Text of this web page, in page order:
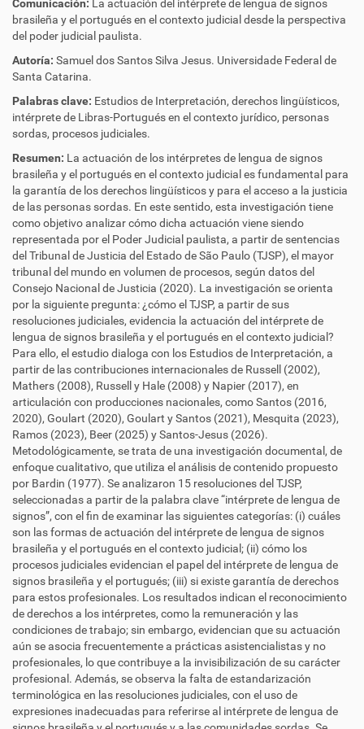
Comunicación:
La actuación del intérprete de lengua de signos
brasileña y el portugués en el contexto judicial desde la perspectiva
del poder judicial paulista.
Autoría: Samuel dos Santos Silva Jesus. Universidade Federal de
Santa Catarina.
Palabras clave: Estudios de Interpretación, derechos lingüísticos,
intérprete de Libras-Portugués en el contexto jurídico, personas
sordas, procesos judiciales.
Resumen: La actuación de los intérpretes de lengua de signos
brasileña y el portugués en el contexto judicial es fundamental para
la garantía de los derechos lingüísticos y para el acceso a la justicia
de las personas sordas. En este sentido, esta investigación tiene
como objetivo analizar cómo dicha actuación viene siendo
representada por el Poder Judicial paulista, a partir de sentencias
del Tribunal de Justicia del Estado de São Paulo (TJSP), el mayor
tribunal del mundo en volumen de procesos, según datos del
Consejo Nacional de Justicia (2020). La investigación se orienta
por la siguiente pregunta: ¿cómo el TJSP, a partir de sus
resoluciones judiciales, evidencia la actuación del intérprete de
lengua de signos brasileña y el portugués en el contexto judicial?
Para ello, el estudio dialoga con los Estudios de Interpretación, a
partir de las contribuciones internacionales de Russell (2002),
Mathers (2008), Russell y Hale (2008) y Napier (2017), en
articulación con producciones nacionales, como Santos (2016,
2020), Goulart (2020), Goulart y Santos (2021), Mesquita (2023),
Ramos (2023), Beer (2025) y Santos-Jesus (2026).
Metodológicamente, se trata de una investigación documental, de
enfoque cualitativo, que utiliza el análisis de contenido propuesto
por Bardin (1977). Se analizaron 15 resoluciones del TJSP,
seleccionadas a partir de la palabra clave “intérprete de lengua de
signos”, con el fin de examinar las siguientes categorías: (i) cuáles
son las formas de actuación del intérprete de lengua de signos
brasileña y el portugués en el contexto judicial; (ii) cómo los
procesos judiciales evidencian el papel del intérprete de lengua de
signos brasileña y el portugués; (iii) si existe garantía de derechos
para estos profesionales. Los resultados indican el reconocimiento
de derechos a los intérpretes, como la remuneración y las
condiciones de trabajo; sin embargo, evidencian que su actuación
aún se asocia frecuentemente a prácticas asistencialistas y no
profesionales, lo que contribuye a la invisibilización de su carácter
profesional. Además, se observa la falta de estandarización
terminológica en las resoluciones judiciales, con el uso de
expresiones inadecuadas para referirse al intérprete de lengua de